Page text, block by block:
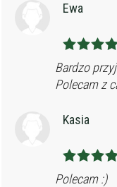
Ewa
Bardzo
Polecam z
Kasia
Polecam :)